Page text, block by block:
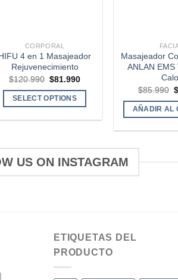
CORPORAL
4 en 1 Masajeador
Rejuvenecimiento
$120.990 El
original
era:
$81.990El
SELECT OPTIONS
Masajeador
ANLAN EMS
$85.990
AÑADIR AL
US ON INSTAGRAM
ETIQUETAS DEL
PRODUCTO